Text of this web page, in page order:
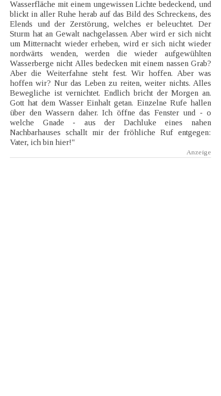
Wasserfläche mit einem ungewissen Lichte bedeckend, und
blickt in aller Ruhe herab auf das Bild des Schreckens, des
Elends und der Zerstörung, welches er beleuchtet. Der
Sturm hat an Gewalt nachgelassen. Aber wird er sich nicht
um Mitternacht wieder erheben, wird er sich nicht wieder
nordwärts wenden, werden die wieder aufgewühlten
Wasserberge nicht Alles bedecken mit einem nassen Grab?
Aber die Weiterfahne steht fest. Wir hoffen. Aber was
hoffen wir? Nur das Leben zu reiten, weiter nichts. Alles
Bewegliche ist vernichtet. Endlich bricht der Morgen an.
Gott hat dem Wasser Einhalt getan. Einzelne Rufe hallen
über den Wassern daher. Ich öffne das Fenster und - o
welche Gnade - aus der Dachluke eines nahen
Nachbarhauses schallt mir der fröhliche Ruf entgegen:
Vater, ich bin hier!"